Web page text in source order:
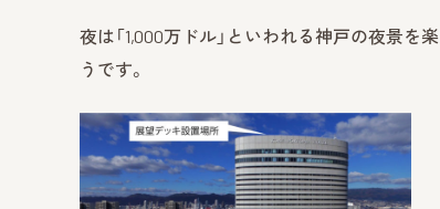
夜は「1,000万ドル」といわれる神戸の夜景
うです。